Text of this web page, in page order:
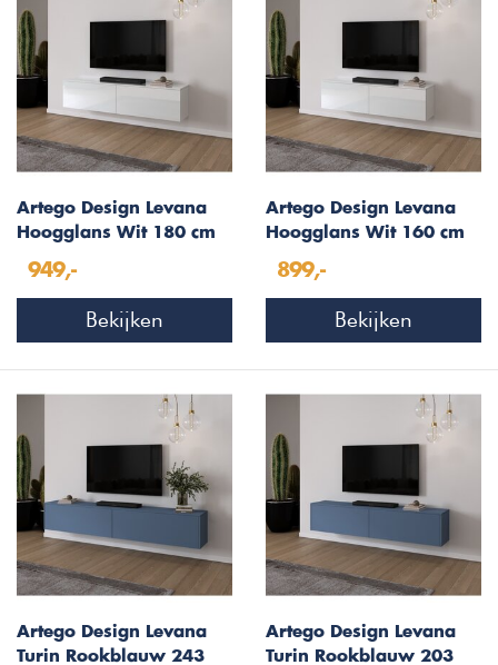
Artego Design Levana
Hoogglans Wit 180 cm
949,-
Bekijken
Artego Design Levana
Hoogglans Wit 160 cm
899,-
Bekijken
Artego Design Levana
Turin Rookblauw 243
Artego Design Levana
Turin Rookblauw 203